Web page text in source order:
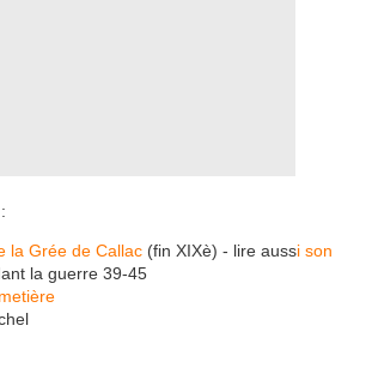
:
la Grée de Callac (fin XIXè) - lire aussi son
la guerre 39-45